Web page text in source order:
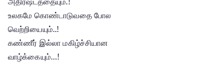
உலகமே கொண்டாடுவதை போல
வெற்றியையும்..!
கண்ணீர் இல்லா மகிழ்ச்சியான
வாழ்க்கையும்…!